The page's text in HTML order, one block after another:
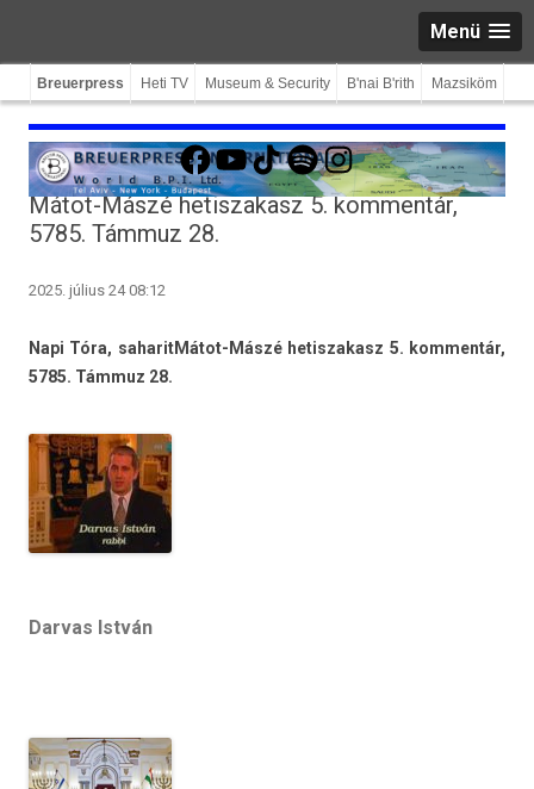
Menü
Breuerpress Heti TV Museum & Security B'nai B'rith Mazsiköm
Facebook
YouTube
TikTokSpotifyInstagram
Mátot-Mászé hetiszakasz 5. kommentár,
5785. Támmuz 28.
2025. július 24 08:12
Napi Tóra, saharitMátot-Mászé hetis­zakasz 5. kom­mentár,
5785. Támmuz 28.
Darvas István